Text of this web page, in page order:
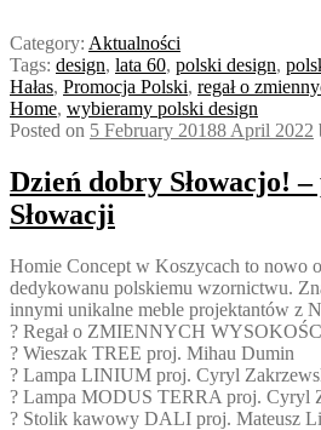
Category: Aktualności
Tags: design, lata 60, polski design,
Hałas, Promocja Polski, regał o
Home, wybieramy polski design
Posted on 5 February 20188 April 2022
Dzień dobry Słowacjo!
Słowacji
Homie Concept w Koszycach to nowo
dedykowanu polskiemu wzornictwu.
innymi unikalne meble projektantów z
? Regał o ZMIENNYCH
? Wieszak TREE proj. Mihau Dumin
? Lampa LINIUM proj. Cyryl
? Lampa MODUS TERRA proj. Cyryl
? Stolik kawowy DALI proj. Mateusz